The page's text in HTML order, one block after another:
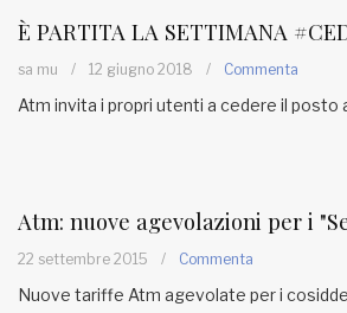
È PARTITA LA SETTIMANA
sa mu / 12 giugno 2018 / Commenta
Atm invita i propri utenti a cedere il posto
Atm: nuove agevolazioni per i
22 settembre 2015 / Commenta
Nuove tariffe Atm agevolate per i